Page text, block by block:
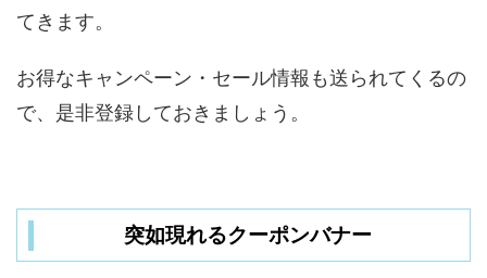
てきます。
お得なキャンペーン・セール情報も送られてくるの
で、是非登録しておきましょう。
突如現れるクーポンバナー